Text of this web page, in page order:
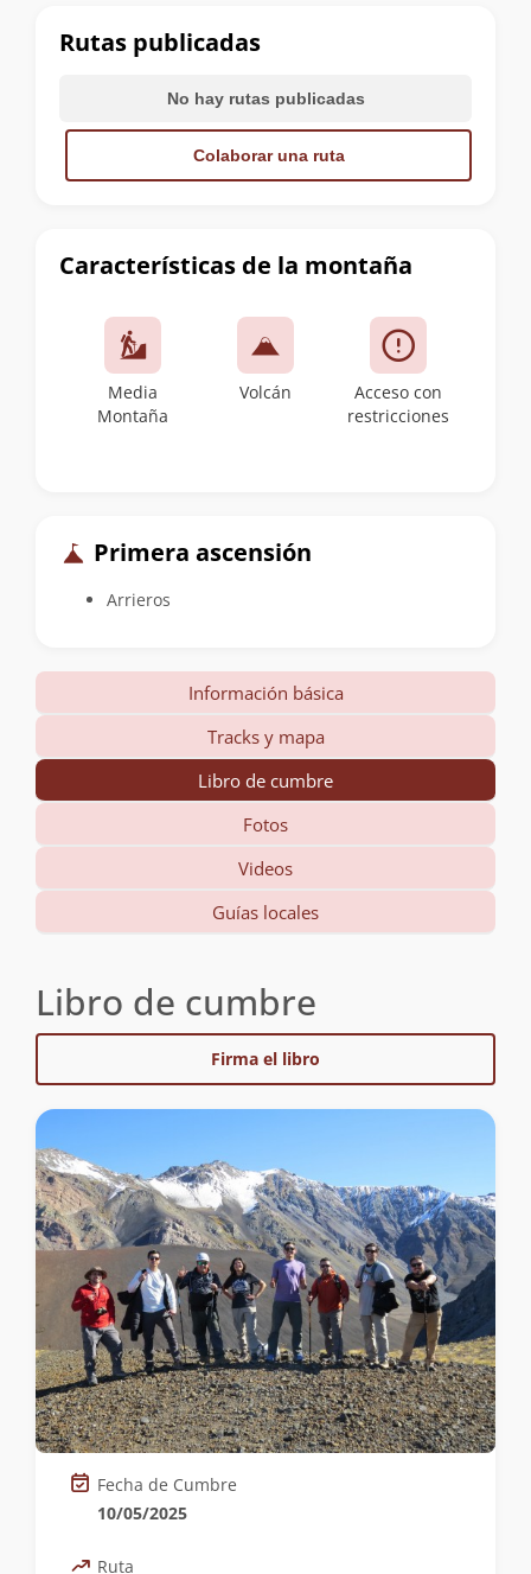
cumbre
Características de la montaña
Media
Montaña
Volcán
Acceso con
restricciones
Primera ascensión
Arrieros
Rutas publicadas
No hay rutas publicadas
Colaborar una ruta
Información básica
Tracks y mapa
Libro de cumbre
Fotos
Videos
Guías locales
Libro de cumbre
Firma el libro
Fecha de Cumbre
10/05/2025
Ruta